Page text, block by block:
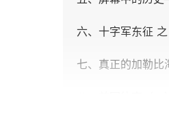
六、十字军东征
七、真正的加勒比